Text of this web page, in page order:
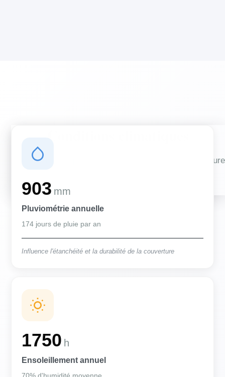
Des conditions qui influencent vos travaux de couverture
903 mm
Pluviométrie annuelle
174 jours de pluie par an
Influence l'étanchéité et la durabilité de la couverture
1750 h
Ensoleillement annuel